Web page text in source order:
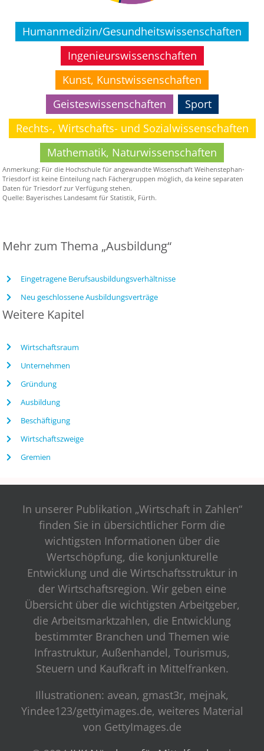
Humanmedizin/Gesundheitswissenschaften
Ingenieurswissenschaften
Kunst, Kunstwissenschaften
Geisteswissenschaften
Sport
Rechts-, Wirtschafts- und Sozialwissenschaften
Mathematik, Naturwissenschaften
Anmerkung: Für die Hochschule für angewandte Wissenschaft Weihenstephan-
Triesdorf ist keine Einteilung nach Fächergruppen möglich, da keine separaten
Daten für Triesdorf zur Verfügung stehen.
Quelle: Bayerisches Landesamt für Statistik, Fürth.
Mehr zum Thema „Ausbildung“
Eingetragene Berufsausbildungsverhältnisse
Neu geschlossene Ausbildungsverträge
Weitere Kapitel
Wirtschaftsraum
Unternehmen
Gründung
Ausbildung
Beschäftigung
Wirtschaftszweige
Gremien
In unserer Publikation „Wirtschaft in Zahlen“
finden Sie in übersichtlicher Form die
wichtigsten Informationen über die
Wertschöpfung, die konjunkturelle
Entwicklung und die Wirtschaftsstruktur in
der Wirtschaftsregion. Wir geben eine
Übersicht über die wichtigsten Arbeitgeber,
die Arbeitsmarktzahlen, die Entwicklung
bestimmter Branchen und Themen wie
Infrastruktur, Außenhandel, Tourismus,
Steuern und Kaufkraft in Mittelfranken.
Illustrationen: avean, gmast3r, mejnak,
Yindee123/gettyimages.de, weiteres Material
von GettyImages.de